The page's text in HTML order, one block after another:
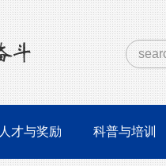
人才与奖励 科普与培训